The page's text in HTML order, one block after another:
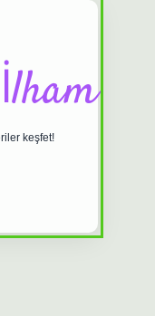
keşfet!